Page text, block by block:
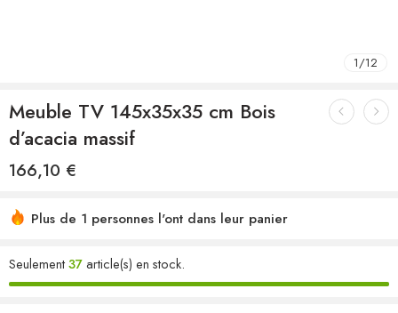
1/12
Meuble TV 145x35x35 cm Bois
d’acacia massif
166,10 €
Plus de 1 personnes l'ont dans leur panier
Seulement37article(s) en stock.